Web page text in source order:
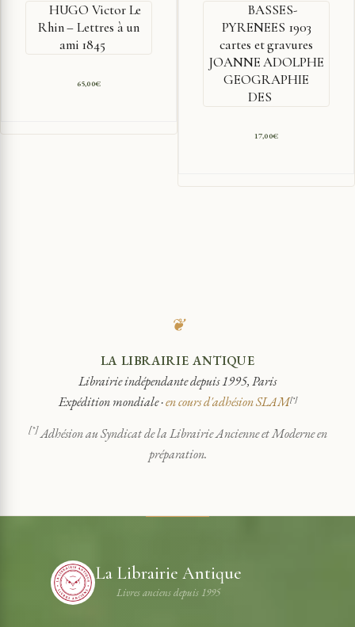
HUGO Victor Le
Rhin – Lettres à un
ami 1845
65,00€
BASSES-
PYRENEES 1903
cartes et gravures
JOANNE ADOLPHE
GEOGRAPHIE
DES
17,00€
❦
LA LIBRAIRIE ANTIQUE
Librairie indépendante depuis 1995, Paris
Expédition mondiale ·en cours d'adhésion SLAM[*]
[*]Adhésion au Syndicat de la Librairie Ancienne et Moderne en
préparation.
La Librairie Antique
Livres anciens depuis 1995